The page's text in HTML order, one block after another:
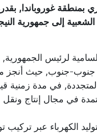
إلى جمهورية
لرئيس الجمهورية,
جنوب-جنوب, حيث
في مدة زمنية
في مجال إنتاج ونقل